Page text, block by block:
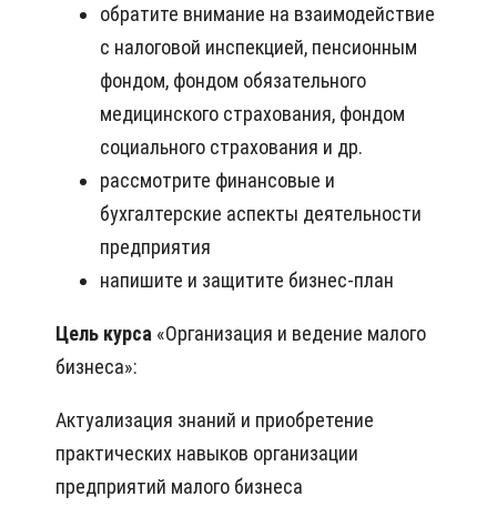
обратите внимание на взаимодействие
с налоговой инспекцией, пенсионным
фондом, фондом обязательного
медицинского страхования, фондом
социального страхования и др.
рассмотрите финансовые и
бухгалтерские аспекты деятельности
предприятия
напишите и защитите бизнес-план
Цель курса «Организация и ведение малого
бизнеса»:
Актуализация знаний и приобретение
практических навыков организации
предприятий малого бизнеса